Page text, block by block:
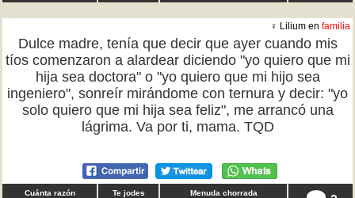
♀ Lilium en familia
Dulce madre, tenía que decir que ayer cuando mis
tíos comenzaron a alardear diciendo "yo quiero que mi
hija sea doctora" o "yo quiero que mi hijo sea
ingeniero", sonreír mirándome con ternura y decir: "yo
solo quiero que mi hija sea feliz", me arrancó una
lágrima. Va por ti, mama. TQD
Cuánta razón
Te jodes
Menuda chorrada